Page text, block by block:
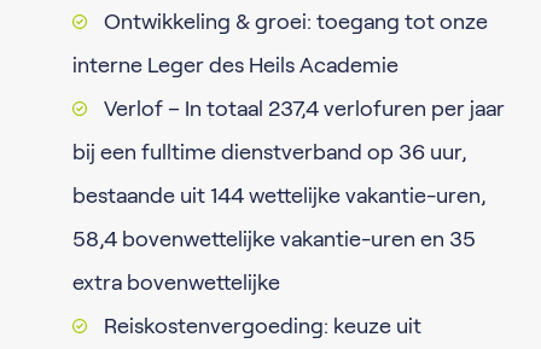
Ontwikkeling & groei: toegang tot onze
interne Leger des Heils Academie
Verlof – In totaal 237,4 verlofuren per jaar
bij een fulltime dienstverband op 36 uur,
bestaande uit 144 wettelijke vakantie-uren,
58,4 bovenwettelijke vakantie-uren en 35
extra bovenwettelijke
Reiskostenvergoeding: keuze uit